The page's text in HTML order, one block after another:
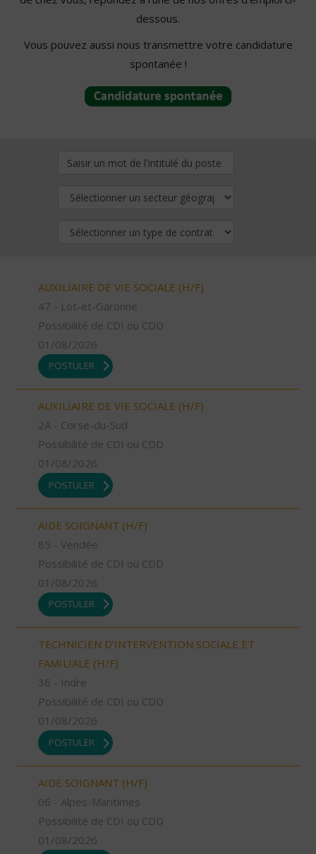
dessous.
Vous pouvez aussi nous transmettre votre candidature
spontanée !
AUXILIAIRE DE VIE SOCIALE (H/F)
47 - Lot-et-Garonne
Possibilité de CDI ou CDD
01/08/2026
POSTULER
AUXILIAIRE DE VIE SOCIALE (H/F)
2A - Corse-du-Sud
Possibilité de CDI ou CDD
01/08/2026
POSTULER
AIDE SOIGNANT (H/F)
85 - Vendée
Possibilité de CDI ou CDD
01/08/2026
POSTULER
TECHNICIEN D’INTERVENTION SOCIALE ET
FAMILIALE (H/F)
36 - Indre
Possibilité de CDI ou CDD
01/08/2026
POSTULER
AIDE SOIGNANT (H/F)
06 - Alpes-Maritimes
Possibilité de CDI ou CDD
01/08/2026